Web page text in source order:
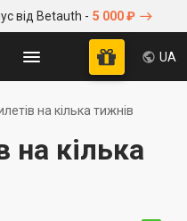
від Betauth - 5 000 ₽
UA
на кілька тижнів
на кілька